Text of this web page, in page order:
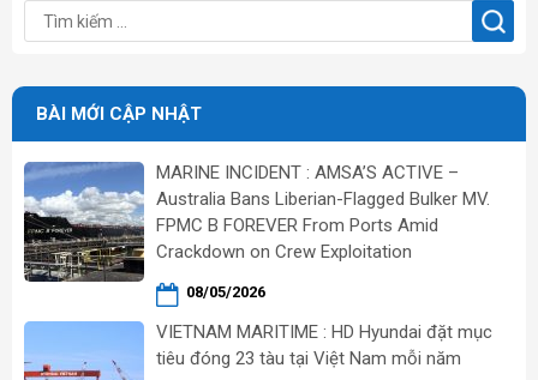
BÀI MỚI CẬP NHẬT
MARINE INCIDENT : AMSA’S ACTIVE –
Australia Bans Liberian-Flagged Bulker MV.
FPMC B FOREVER From Ports Amid
Crackdown on Crew Exploitation
08/05/2026
VIETNAM MARITIME : HD Hyundai đặt mục
tiêu đóng 23 tàu tại Việt Nam mỗi năm